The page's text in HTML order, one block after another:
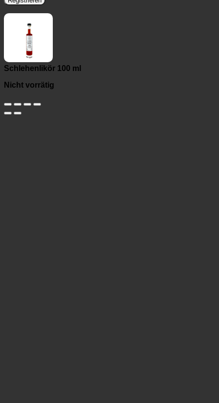
Schlehenlikör 100 ml
Nicht vorrätig